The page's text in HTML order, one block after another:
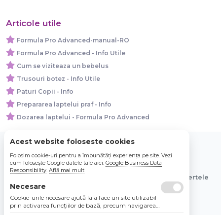
Articole utile
Formula Pro Advanced-manual-RO
Formula Pro Advanced - Info Utile
Cum se viziteaza un bebelus
Trusouri botez - Info Utile
Paturi Copii - Info
Prepararea laptelui praf - Info
Dozarea laptelui - Formula Pro Advanced
© 2026 Bebe Nou Online Store SRL
Toate preturile sunt exprimate in lei si includ tva. Ofertele
sunt valabile in limita stocului disponibil.
Acest website foloseste cookies
Folosim cookie-uri pentru a îmbunătăți experiența pe site. Vezi
cum folosește Google datele tale aici: Google Business Data
Responsibility. Află mai mult
Necesare
Cookie-urile necesare ajută la a face un site utilizabil
prin activarea funcţiilor de bază, precum navigarea